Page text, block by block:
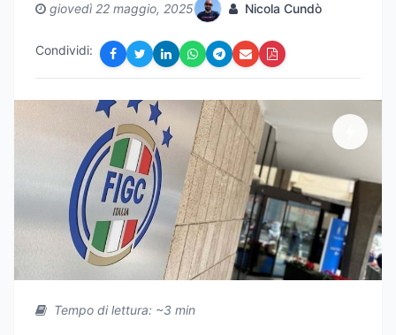
giovedì 22 maggio, 2025 Nicola Cundò
Condividi:
Tempo di lettura: ~3 min